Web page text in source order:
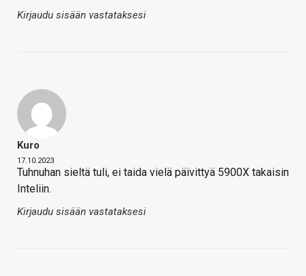
Kirjaudu sisään vastataksesi
Kuro
17.10.2023
Tuhnuhan sieltä tuli, ei taida vielä päivittyä 5900X takaisin
Inteliin.
Kirjaudu sisään vastataksesi